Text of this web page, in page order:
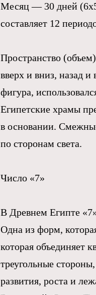
Месяц — 30 дней
составляет 12
Пространство
вверх и вниз, назад и
фигура,
Египетские храмы
в основании.
по сторонам света.
Число «7»
В Древнем Египте
Одна из форм,
которая объединяет
треугольные
развития, роста и